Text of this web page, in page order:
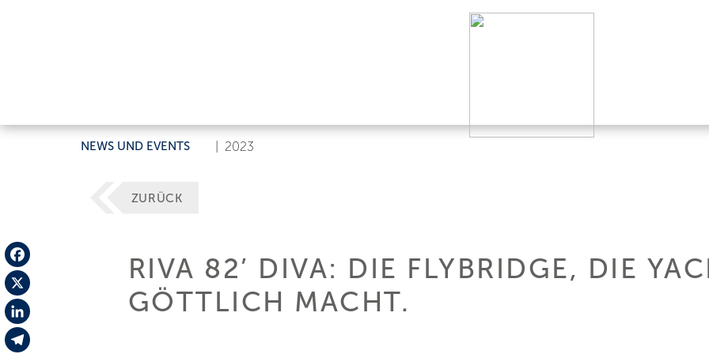
NEWS UND EVENTS 2023
Facebook
X
LinkedIn
ZURÜCK
RIVA 82’ DIVA: DIE FLYBRIDGE, DIE
GÖTTLICH MACHT.